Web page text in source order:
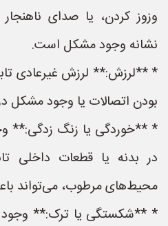
وزوز کردن، یا صدای
نشانه وجود مشکل است.
* **لرزش:** لرزش غیرعادی
بودن اتصالات یا وجود مشکل
* **خوردگی یا زنگ زدگی:**
در بدنه یا قطعات داخلی
محیط‌های مرطوب، می‌تواند
* **شکستگی یا ترک:** وجود